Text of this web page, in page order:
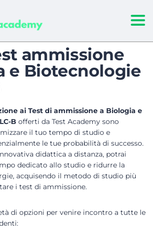
ammissione
e Biotecnologie
ai Test di ammissione a Biologia e
B offerti da Test Academy sono
il tuo tempo di studio e
le tue probabilità di successo.
didattica a distanza, potrai
dedicato allo studio e ridurre la
acquisendo il metodo di studio più
i test di ammissione.
di opzioni per venire incontro a tutte le